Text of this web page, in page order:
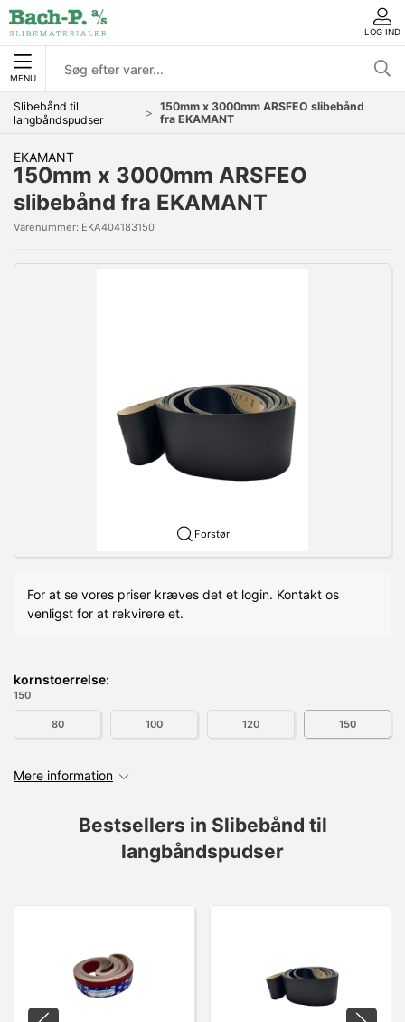
LOG IND
MENU
Slibebånd til
langbåndspudser
150mm x 3000mm ARSFEO slibebånd
fra EKAMANT
EKAMANT
150mm x 3000mm ARSFEO
slibebånd fra EKAMANT
Varenummer: EKA404183150
Forstør
For at se vores priser kræves det et login. Kontakt os
venligst for at rekvirere et.
kornstoerrelse:
150
80 100 120 150
Mere information
Bestsellers in Slibebånd til
langbåndspudser